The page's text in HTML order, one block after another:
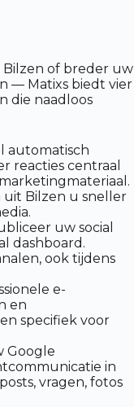
Bilzen of breder uw
— Matixs biedt vier
die naadloos
automatisch
reacties centraal
uit Bilzen u sneller
uw social
dashboard.
ook tijdens
e-
en
specifiek voor
Google
in
vragen, fotos